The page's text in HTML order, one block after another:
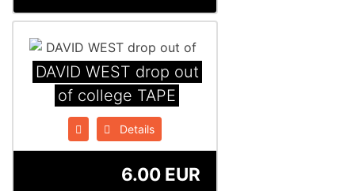
DAVID WEST drop out
of college TAPE
Details
6.00 EUR